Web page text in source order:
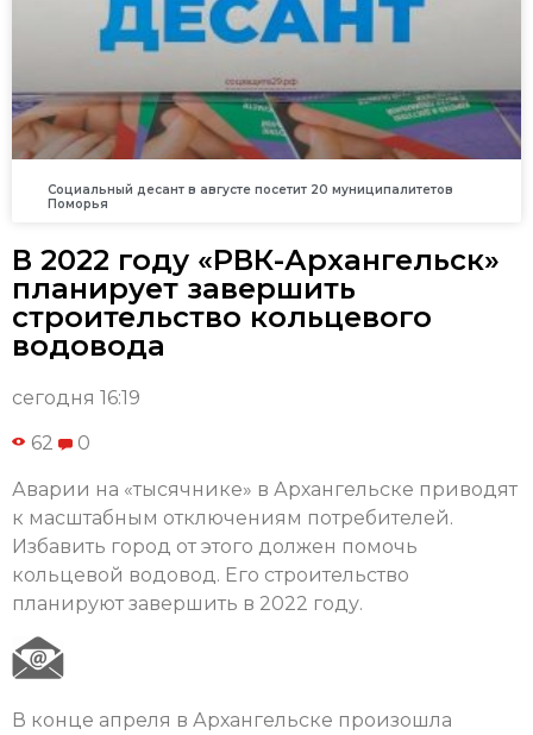
Социальный десант в августе посетит 20 муниципалитетов
Поморья
В 2022 году «РВК-Архангельск»
планирует завершить
строительство кольцевого
водовода
сегодня 16:19
62 0
Аварии на «тысячнике» в Архангельске приводят
к масштабным отключениям потребителей.
Избавить город от этого должен помочь
кольцевой водовод. Его строительство
планируют завершить в 2022 году.
В конце апреля в Архангельске произошла